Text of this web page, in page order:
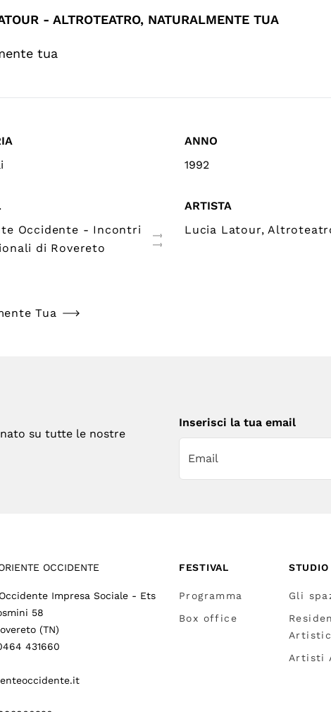
- ALTROTEATRO, NATURALMENTE TUA
tua
ANNO
1992
Occidente - Incontri
di Rovereto
ARTISTA
Lucia Latour,
Tua
su tutte le nostre
Inserisci la tua email
OCCIDENTE
Impresa Sociale - Ets
58
(TN)
431660
FESTIVAL
Programma
Box office
STUDIO
Gli
Artisti